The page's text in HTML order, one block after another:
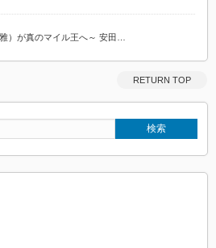
）が真のマイル王へ～ 安田…
RETURN TOP